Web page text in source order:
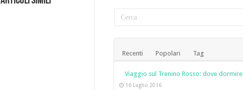
Recenti Popolari Tag
Viaggio sul Trenino Rosso: dove dormire
16 Luglio 2016